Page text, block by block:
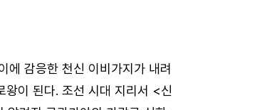
에 감응한 천신 이비가지가 내려
왕이 된다. 조선 시대 지리서 <신